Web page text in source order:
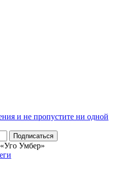
и не пропустите ни одной
Умбер»